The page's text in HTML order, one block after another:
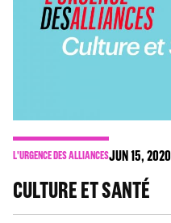
L'URGENCE DES ALLIANCESJUN15, 2020
CULTURE ET SANTÉ